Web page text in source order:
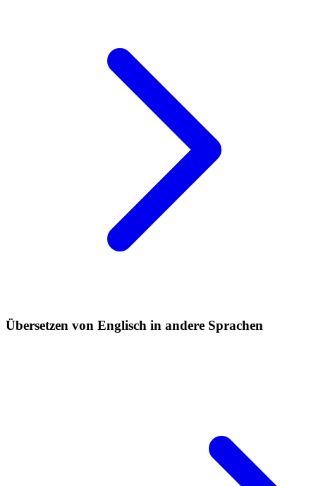
Übersetzen von Englisch in andere Sprachen